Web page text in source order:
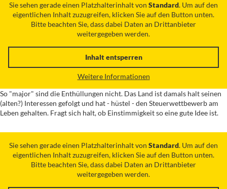
Sie sehen gerade einen Platzhalterinhalt von Standard. Um auf den
eigentlichen Inhalt zuzugreifen, klicken Sie auf den Button unten.
Bitte beachten Sie, dass dabei Daten an Drittanbieter
weitergegeben werden.
Inhalt entsperren
Weitere Informationen
So "major" sind die Enthüllungen nicht. Das Land ist damals halt seinen
(alten?) Interessen gefolgt und hat - hüstel - den Steuerwettbewerb am
Leben gehalten. Fragt sich halt, ob Einstimmigkeit so eine gute Idee ist.
Sie sehen gerade einen Platzhalterinhalt von Standard. Um auf den
eigentlichen Inhalt zuzugreifen, klicken Sie auf den Button unten.
Bitte beachten Sie, dass dabei Daten an Drittanbieter
weitergegeben werden.